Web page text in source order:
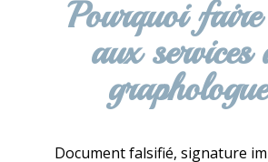
Pourquoi faire
aux services
Document falsifié, signature